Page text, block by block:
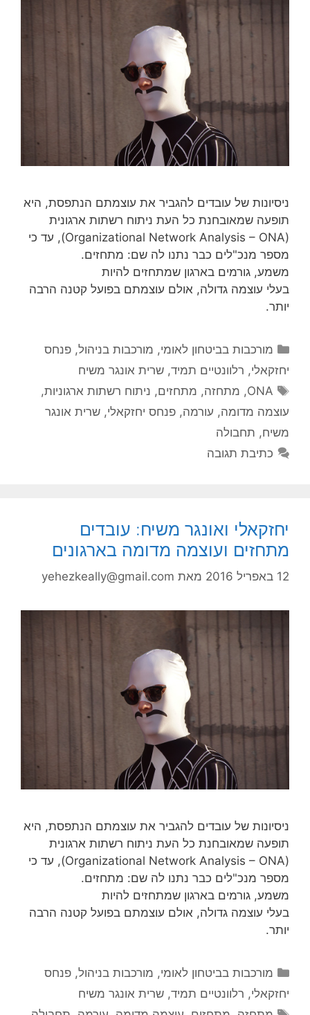
ניסיונות של עובדים להגביר את עוצמתם הנתפסת, היא
תופעה שמאובחנת כל העת ניתוח רשתות ארגונית
(Organizational Network Analysis – ONA), עד כי
מספר מנכ"לים כבר נתנו לה שם: מתחזים.
משמע, גורמים בארגון שמתחזים להיות
בעלי עוצמה גדולה, אולם עוצמתם בפועל קטנה הרבה
יותר.
קטגוריות
מורכבות בביטחון לאומי, מורכבות בניהול,פנחס
יחזקאלי, רלוונטיים תמיד, שרית אונגר משיח
תגיות
ONA
, מתחזה, מתחזים, ניתוח רשתות ארגוניות,
עוצמה מדומה, עורמה, פנחס יחזקאלי, שרית אונגר
משיח, תחבולה
כתיבת תגובה
יחזקאלי ואונגר משיח: עובדים
מתחזים ועוצמה מדומה בארגונים
12 באפריל 2016 מאת yehezkeally@gmail.com
ניסיונות של עובדים להגביר את עוצמתם הנתפסת, היא
תופעה שמאובחנת כל העת ניתוח רשתות ארגונית
(Organizational Network Analysis – ONA), עד כי
מספר מנכ"לים כבר נתנו לה שם: מתחזים.
משמע, גורמים בארגון שמתחזים להיות
בעלי עוצמה גדולה, אולם עוצמתם בפועל קטנה הרבה
יותר.
קטגוריות
מורכבות בביטחון לאומי, מורכבות בניהול,פנחס
יחזקאלי, רלוונטיים תמיד, שרית אונגר משיח
תגיות